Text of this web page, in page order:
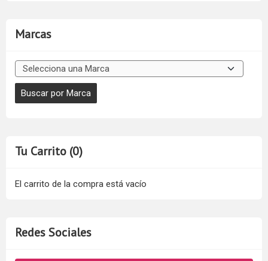
Marcas
Tu Carrito (0)
El carrito de la compra está vacío
Redes Sociales